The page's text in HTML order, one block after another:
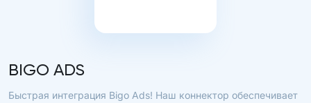
BIGO ADS
Быстрая интеграция Bigo Ads! Наш коннектор обеспечивает